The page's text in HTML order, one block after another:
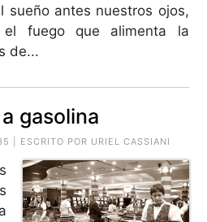
sueño antes nuestros ojos,
el fuego que alimenta la
de...
gasolina
| ESCRITO POR URIEL CASSIANI